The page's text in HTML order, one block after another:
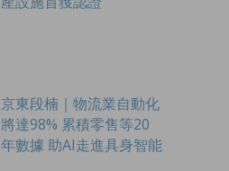
京東段楠｜物流業自動化
將達98% 累積零售等20
年數據 助AI走進具身智能